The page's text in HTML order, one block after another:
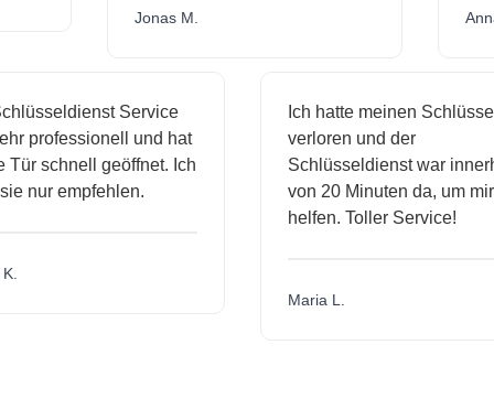
Jonas M.
Service
professionell und hat
schnell geöffnet. Ich
nur empfehlen.
Ich hatte meinen Schlüssel
verloren und der
Schlüsseldienst war
von 20 Minuten da, um mir
helfen. Toller Service!
Maria L.